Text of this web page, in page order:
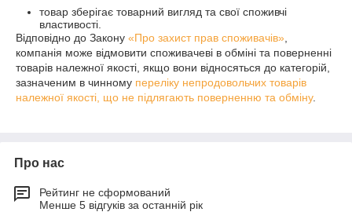
товар зберігає товарний вигляд та свої споживчі
властивості.
Відповідно до Закону «Про захист прав споживачів»
компанія може відмовити споживачеві в обміні та поверненні
товарів належної якості, якщо вони відносяться до категорій,
зазначеним в чинному переліку непродовольчих товарів
належної якості, що не підлягають поверненню та обміну.
Про нас
Рейтинг не сформований
Менше 5 відгуків за останній рік